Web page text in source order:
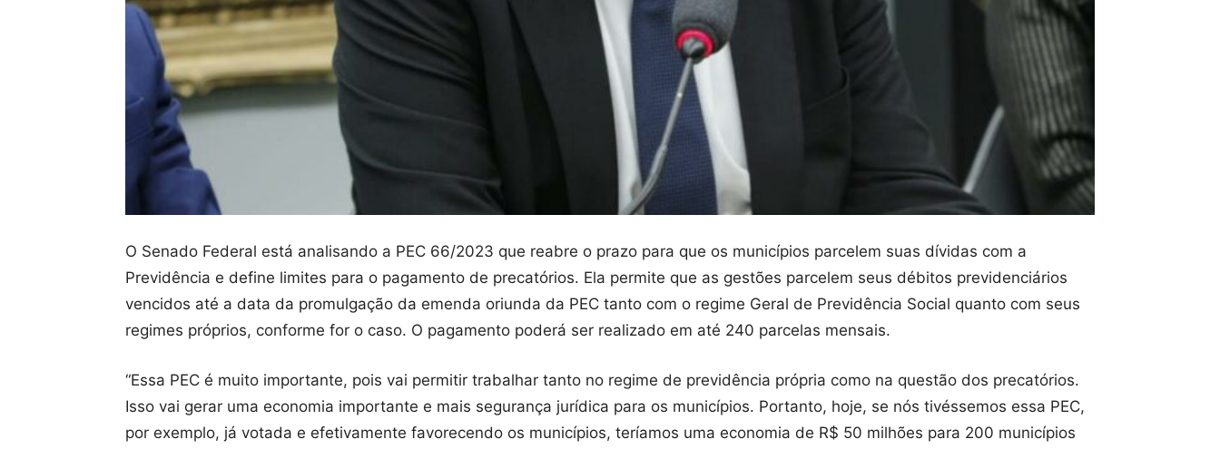
O Senado Federal está analisando a PEC 66/2023 que reabre o prazo para que os municípios parcelem suas dívidas com a
Previdência e define limites para o pagamento de precatórios. Ela permite que as gestões parcelem seus débitos previdenciários
vencidos até a data da promulgação da emenda oriunda da PEC tanto com o regime Geral de Previdência Social quanto com seus
regimes próprios, conforme for o caso. O pagamento poderá ser realizado em até 240 parcelas mensais.
“Essa PEC é muito importante, pois vai permitir trabalhar tanto no regime de previdência própria como na questão dos precatórios.
Isso vai gerar uma economia importante e mais segurança jurídica para os municípios. Portanto, hoje, se nós tivéssemos essa PEC,
por exemplo, já votada e efetivamente favorecendo os municípios, teríamos uma economia de R$ 50 milhões para 200 municípios